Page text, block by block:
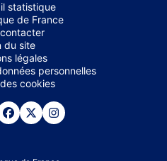
statistique
de France
du site
légales
personnelles
cookies